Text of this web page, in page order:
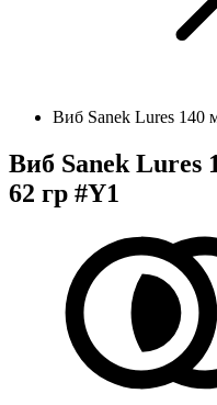
Виб Sanek Lures 140
Виб Sanek Lures
62 гр #Y1